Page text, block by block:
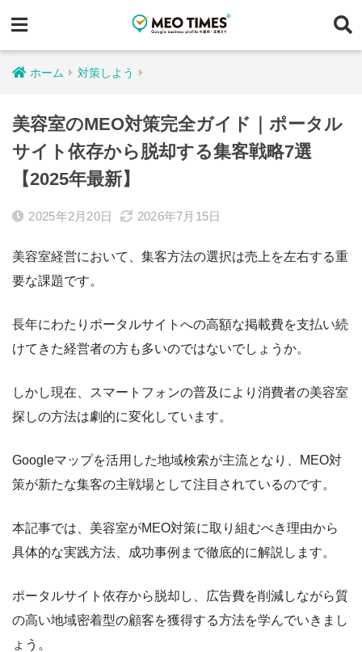
ホーム 対策しよう
美容室のMEO対策完全ガイド｜ポータル
サイト依存から脱却する集客戦略7選
【2025年最新】
2025年2月20日 2026年7月15日
美容室経営において、集客方法の選択は売上を左右する重
要な課題です。
長年にわたりポータルサイトへの高額な掲載費を支払い続
けてきた経営者の方も多いのではないでしょうか。
しかし現在、スマートフォンの普及により消費者の美容室
探しの方法は劇的に変化しています。
Googleマップを活用した地域検索が主流となり、MEO対
策が新たな集客の主戦場として注目されているのです。
本記事では、美容室がMEO対策に取り組むべき理由から
具体的な実践方法、成功事例まで徹底的に解説します。
ポータルサイト依存から脱却し、広告費を削減しながら質
の高い地域密着型の顧客を獲得する方法を学んでいきまし
ょう。